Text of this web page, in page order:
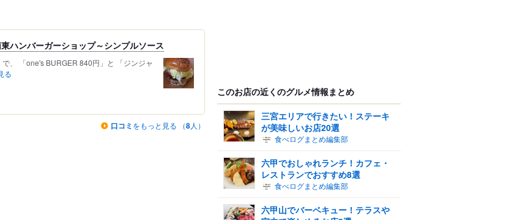
ハンバーガーショップ～シンプルソース
、 「one's BURGER 840円」と 「ジンジャ
る
口コミ をもっと見る （8人）
このお店の近くのグルメ情報まとめ
三宮エリアで行きたい！ステーキ
が美味しいお店20選
食べログまとめ編集部
六甲でおしゃれランチ！カフェ・
レストランでおすすめ8選
食べログまとめ編集部
六甲山でバーベキュー！テラスや